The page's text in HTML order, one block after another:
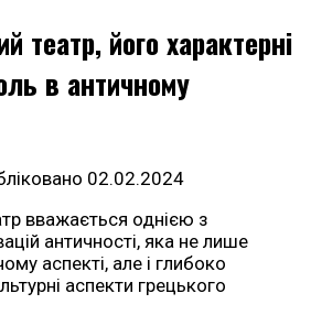
театр, його характерні
в античному
02.02.2024
вважається однією з
античності, яка не лише
аспекті, але і глибоко
аспекти грецького